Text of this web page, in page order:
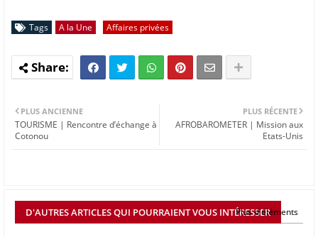
Tags A la Une Affaires privées
PLUS RÉCENTE
AFROBAROMETER | Mission aux
Etats-Unis
PLUS ANCIENNE
TOURISME | Rencontre d’échange à
Cotonou
D'AUTRES ARTICLES QUI POURRAIENT VOUS INTÉRESSER
Plus d'éléments